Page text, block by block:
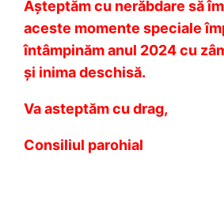
Așteptăm cu nerăbdare să
aceste momente speciale
întâmpinăm anul 2024 cu
și inima deschisă.
Va asteptăm cu drag,
Consiliul parohial